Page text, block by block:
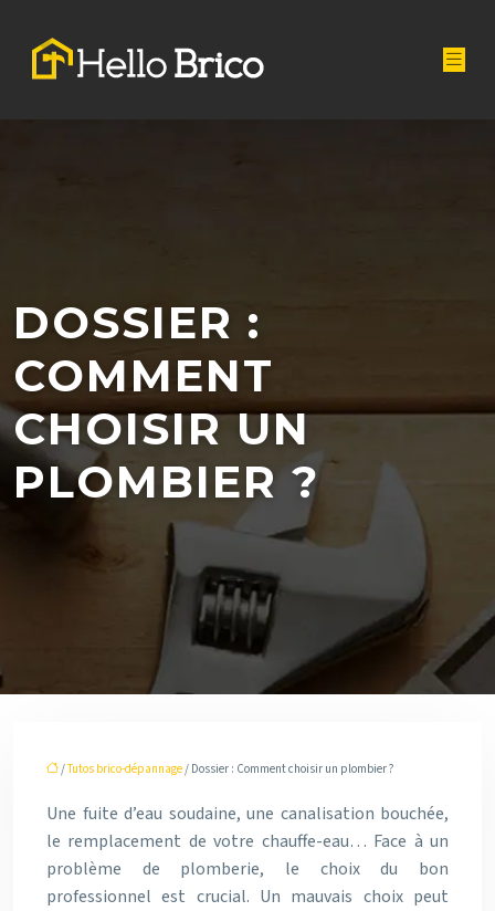
DOSSIER :
COMMENT
CHOISIR UN
PLOMBIER ?
/Tutos brico-dépannage/ Dossier : Comment choisir un plombier ?
Une fuite d’eau soudaine, une canalisation bouchée,
le remplacement de votre chauffe-eau… Face à un
problème de plomberie, le choix du bon
professionnel est crucial. Un mauvais choix peut